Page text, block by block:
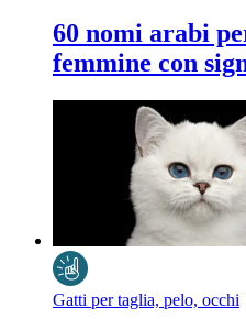
60 nomi arabi
femmine con
Gatti per taglia, pelo, occhi